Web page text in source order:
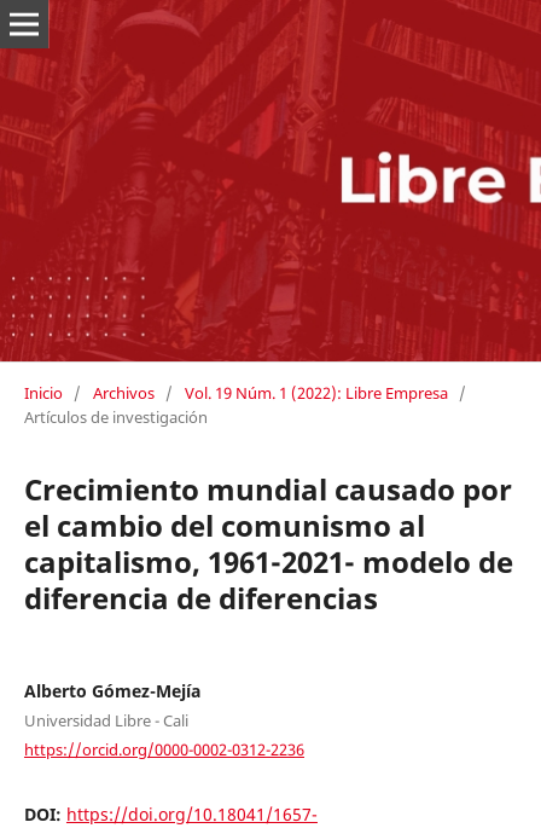
Inicio / Archivos / Vol. 19 Núm. 1 (2022): Libre Empresa /
Artículos de investigación
Crecimiento mundial causado por
el cambio del comunismo al
capitalismo, 1961-2021- modelo de
diferencia de diferencias
Alberto Gómez-Mejía
Universidad Libre - Cali
https://orcid.org/0000-0002-0312-2236
DOI: https://doi.org/10.18041/1657-